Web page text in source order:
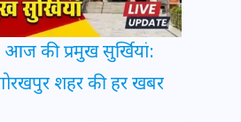
आज की प्रमुख सुर्खियां:
शहर की हर खबर